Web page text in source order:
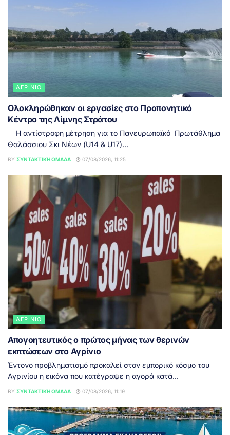
ΑΓΡΊΝΙΟ
Ολοκληρώθηκαν οι εργασίες στο Προπονητικό
Κέντρο της Λίμνης Στράτου
Η αντίστροφη μέτρηση για το Πανευρωπαϊκό Πρωτάθλημα
Θαλάσσιου Σκι Νέων (U14 & U17)...
BY ΣΥΝΤΑΚΤΙΚΉ ΟΜΆΔΑ 07/08/2026, 11:25
ΑΓΡΊΝΙΟ
Απογοητευτικός ο πρώτος μήνας των θερινών
εκπτώσεων στο Αγρίνιο
Έντονο προβληματισμό προκαλεί στον εμπορικό κόσμο του
Αγρινίου η εικόνα που κατέγραψε η αγορά κατά...
BY ΣΥΝΤΑΚΤΙΚΉ ΟΜΆΔΑ 07/08/2026, 11:19